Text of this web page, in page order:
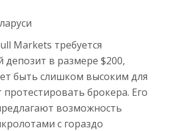
Markets требуется
в размере $200,
быть слишком высоким для
протестировать брокера. Его
возможность
с гораздо